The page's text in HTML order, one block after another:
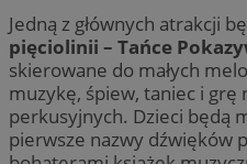
Jedną z głównych atrakcji
pięciolinii – Tańce
skierowane do małych
muzykę, śpiew, taniec i grę
perkusyjnych. Dzieci będą
pierwsze nazwy dźwięków